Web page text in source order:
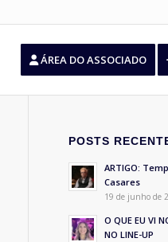
ÁREA DO ASSOCIADO
POSTS
ARTIGO:
Casares
19 de junho de
O QUE EU VI
NO LINE-UP